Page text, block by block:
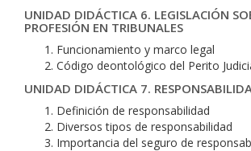
UNIDAD DIDÁCTICA 6. LEGISLACIÓN
PROFESIÓN EN TRIBUNALES
Funcionamiento y marco legal
Código deontológico del Perito
UNIDAD DIDÁCTICA 7.
Definición de responsabilidad
Diversos tipos de responsabilidad
Importancia del seguro de